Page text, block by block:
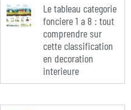
Le tableau categorie
fonciere 1 a 8 : tout
comprendre sur
cette classification
en decoration
interieure